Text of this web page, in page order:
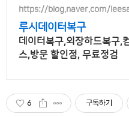
https://blog.naver.com/
루시데이터복구
데이터복구,외장하드복구,
스,방문 할인점, 무료정검
6 구독하기